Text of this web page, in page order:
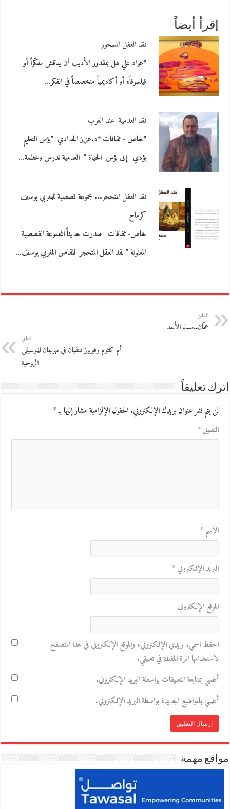
إقرأ أيضاً
نقد العقل المسحور
*عواد علي هل بمقدور الأديب أن يناقش مفكّراً أو
فيلسوفاً، أو أكاديمياً متخصصاً في الفكر…
نقد العدمية عند العرب
*خاص - ثقافات *د.عزيز الحدادي "بؤس التعليم
يؤدي إلى بؤس الحياة " العدمية تدرس وعظمة…
نقد العقل المتحجر... مجموعة قصصية للمغربي يوسف
كرماح
خاص- ثقافات صدرت حديثاً المجموعة القصصية
المعنونة " نقد العقل المتحجر" للقاص المغربي يوسف…
السابق
عمّان..مساء الأحد
التالي
أم كلثوم وفيروز تلتقيان في مهرجان للموسيقى
الروحية
اترك تعليقاً
لن يتم نشر عنوان بريدك الإلكتروني.الحقول الإلزامية مشار إليها بـ*
التعليق*
الاسم*
البريد الإلكتروني*
الموقع الإلكتروني
احفظ اسمي، بريدي الإلكتروني، والموقع الإلكتروني في هذا المتصفح
لاستخدامها المرة المقبلة في تعليقي.
أعلمني بمتابعة التعليقات بواسطة البريد الإلكتروني.
أعلمني بالمواضيع الجديدة بواسطة البريد الإلكتروني.
مواقع مهمة